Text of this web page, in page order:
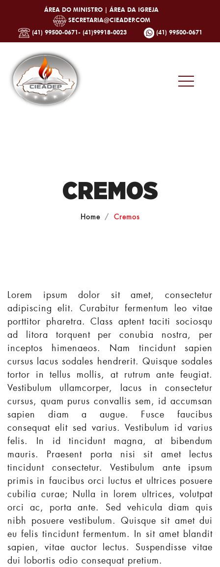
ÁREA DO MINISTRO | ÁREA DA IGREJA
SECRETARIA@CIEADEP.COM
(41) 99500-0671- (41)99918-0023
(41) 99500-0671
CREMOS
Home Cremos
Lorem ipsum dolor sit amet, consectetur
adipiscing elit. Curabitur fermentum leo vitae
porttitor pharetra. Class aptent taciti sociosqu
ad litora torquent per conubia nostra, per
inceptos himenaeos. Nam tincidunt sapien
cursus lacus sodales hendrerit. Quisque sodales
tortor in tellus mollis, at rutrum ante feugiat.
Vestibulum ullamcorper, lacus in consectetur
cursus, quam purus convallis sem, id accumsan
sapien diam a augue. Fusce faucibus
consequat elit sed varius. Vestibulum id varius
felis. In id tincidunt magna, at bibendum
mauris. Praesent porta nisi sit amet lectus
tincidunt consectetur. Vestibulum ante ipsum
primis in faucibus orci luctus et ultrices posuere
cubilia curae; Nulla in lorem ultrices, volutpat
orci ac, porta ante. Sed vehicula diam quis
nibh posuere vestibulum. Quisque sit amet dui
eu felis tincidunt fermentum. In sit amet blandit
sapien, vitae auctor lectus. Suspendisse vitae
dui lobortis odio consequat pretium.